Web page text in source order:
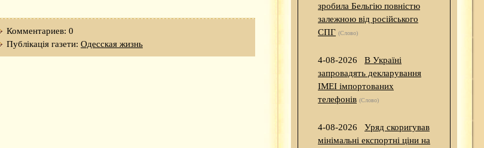
Комментариев: 0
Публікація газети: Одесская жизнь
зробила Бельгію повністю
залежною від російського
СПГ (Слово)
4-08-2026
В Україні
запровадять декларування
IMEI імпортованих
телефонів (Слово)
4-08-2026
Уряд скоригував
мінімальні експортні ціни на